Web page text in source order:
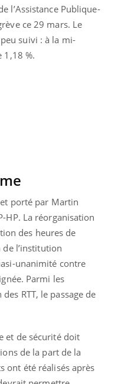
l’Assistance Publique-
ce 29 mars. Le
suivi : à la mi-
1,18 %.
porté par Martin
HP. La réorganisation
des heures de
de l’institution
unanimité contre
Parmi les
RTT, le passage de
et de sécurité doit
de la part de la
ont été réalisés après